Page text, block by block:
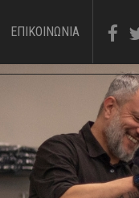
ΕΠΙΚΟΙΝΩΝΙΑ